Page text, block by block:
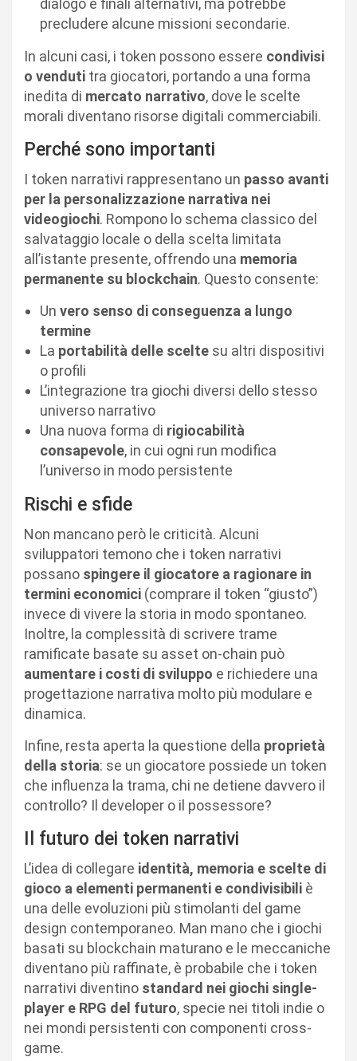
dialogo e finali alternativi, ma potrebbe
precludere alcune missioni secondarie.
In alcuni casi, i token possono essere condivisi
o venduti tra giocatori, portando a una forma
inedita di mercato narrativo, dove le scelte
morali diventano risorse digitali commerciabili.
Perché sono importanti
I token narrativi rappresentano un passo avanti
per la personalizzazione narrativa nei
videogiochi. Rompono lo schema classico del
salvataggio locale o della scelta limitata
all’istante presente, offrendo una memoria
permanente su blockchain. Questo consente:
Un vero senso di conseguenza a lungo
termine
La portabilità delle scelte su altri dispositivi
o profili
L’integrazione tra giochi diversi dello stesso
universo narrativo
Una nuova forma di rigiocabilità
consapevole, in cui ogni run modifica
l’universo in modo persistente
Rischi e sfide
Non mancano però le criticità. Alcuni
sviluppatori temono che i token narrativi
possano spingere il giocatore a ragionare in
termini economici (comprare il token “giusto”)
invece di vivere la storia in modo spontaneo.
Inoltre, la complessità di scrivere trame
ramificate basate su asset on-chain può
aumentare i costi di sviluppo e richiedere una
progettazione narrativa molto più modulare e
dinamica.
Infine, resta aperta la questione della proprietà
della storia: se un giocatore possiede un token
che influenza la trama, chi ne detiene davvero il
controllo? Il developer o il possessore?
Il futuro dei token narrativi
L’idea di collegare identità, memoria e scelte di
gioco a elementi permanenti e condivisibili è
una delle evoluzioni più stimolanti del game
design contemporaneo. Man mano che i giochi
basati su blockchain maturano e le meccaniche
diventano più raffinate, è probabile che i token
narrativi diventino standard nei giochi single-
player e RPG del futuro, specie nei titoli indie o
nei mondi persistenti con componenti cross-
game.